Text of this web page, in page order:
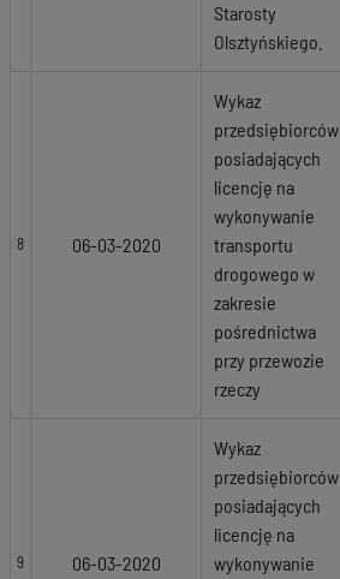
Starosty
Olsztyńskiego.
8 06-03-2020
Wykaz
przedsiębiorców
posiadających
licencję na
wykonywanie
transportu
drogowego w
zakresie
pośrednictwa
przy przewozie
rzeczy
9 06-03-2020
Wykaz
przedsiębiorców
posiadających
licencję na
wykonywanie